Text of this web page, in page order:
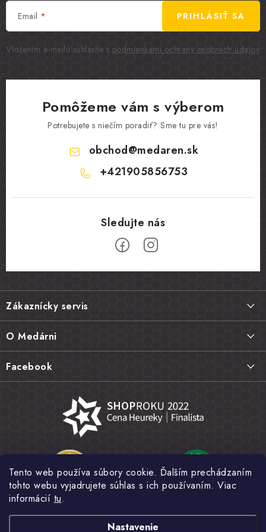
Tento web používa súbory cookie. Ďalším prechádzaním
tohto webu vyjadrujete súhlas s ich používaním. Viac
informácií tu.
Nastavenie
Email
Vložením e-mailu súhlasíte s podmienkami ochrany osobných údajov
PRIHLÁSIŤ SA
Pomôžeme vám s výberom
Potrebujete s niečím poradiť? Sme tu pre vás!
obchod@medaren.sk
+421905856753
Z
á
p
ä
e
Zákaznícky servis
Vrátenie tovaru, výmena a reklamácie
Najčastejšie otázky FAQ
Hodnotenie obchodu
Obchodné podmienky
Ochrana osobných údajov
O Medárni
Náš príbeh
Kamenná predajňa
Fotogaléria
Novinky
Facebook